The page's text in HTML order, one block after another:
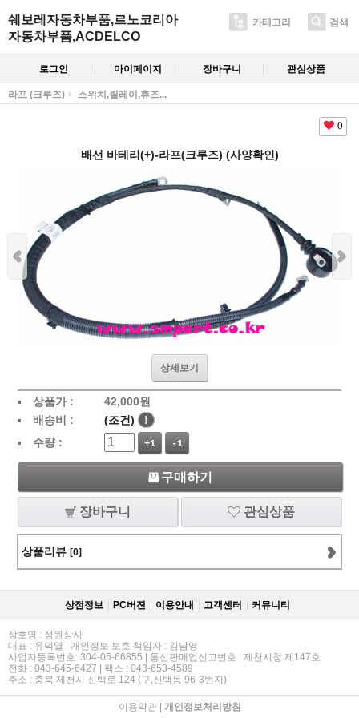
쉐보레자동차부품,르노코리아
자동차부품,ACDELCO
카테고리 검색
로그인 마이페이지 장바구니 관심상품
라프 (크루즈) 스위치,릴레이,휴즈...
0
배선 바테리(+)-라프(크루즈) (사양확인)
상세보기
상품가 : 42,000원
배송비 :
(조건)
!
수량 :
+1 -1
구매하기
장바구니 관심상품
상품리뷰 [0]
상점정보 PC버젼 이용안내 고객센터 커뮤니티
상호명 : 성원상사
대표 : 유덕열 | 개인정보 보호 책임자 : 김남영
사업자등록번호 :304-05-66855 | 통신판매업신고번호 : 제천시청 제147호
전화 : 043-645-6427 | 팩스 : 043-653-4589
주소 : 충북 제천시 신백로 124 (구,신백동 96-3번지)
이용약관| 개인정보처리방침